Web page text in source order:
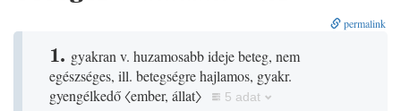
permalink
1. gyakran v. huzamosabb ideje beteg, nem
egészséges, ill. betegségre hajlamos, gyakr.
gyengélkedő〈ember, állat〉 5 adat